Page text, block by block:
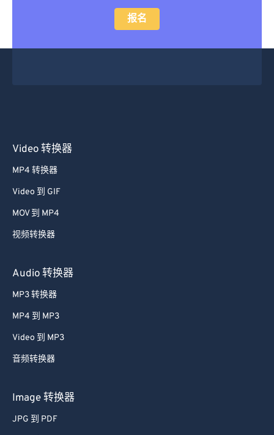
报名
Video 转换器
MP4 转换器
Video 到 GIF
MOV 到 MP4
视频转换器
Audio 转换器
MP3 转换器
MP4 到 MP3
Video 到 MP3
音频转换器
Image 转换器
JPG 到 PDF